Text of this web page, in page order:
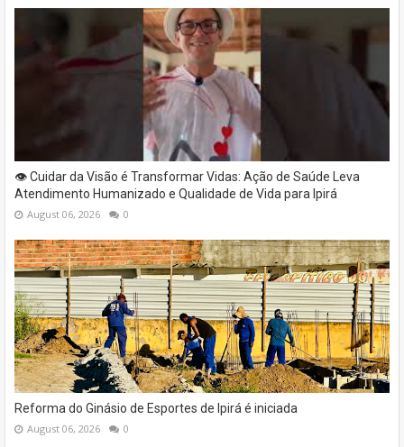
👁️ Cuidar da Visão é Transformar Vidas: Ação de Saúde Leva
Atendimento Humanizado e Qualidade de Vida para Ipirá
August 06, 2026 0
Reforma do Ginásio de Esportes de Ipirá é iniciada
August 06, 2026 0